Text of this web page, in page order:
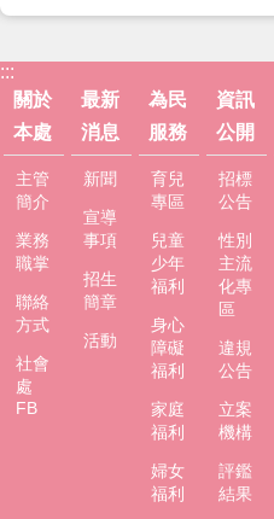
:::
關於
本處
主管
簡介
業務
職掌
聯絡
方式
社會
處
FB
最新
消息
新聞
宣導
事項
招生
簡章
活動
為民
服務
育兒
專區
兒童
少年
福利
身心
障礙
福利
家庭
福利
婦女
福利
資訊
公開
招標
公告
性別
主流
化專
區
違規
公告
立案
機構
評鑑
結果